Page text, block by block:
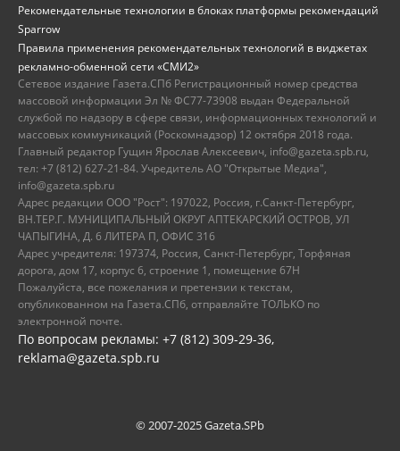
Рекомендательные технологии в блоках платформы рекомендаций
Sparrow
Правила применения рекомендательных технологий в виджетах
рекламно-обменной сети «СМИ2»
Сетевое издание Газета.СПб Регистрационный номер средства
массовой информации Эл № ФС77-73908 выдан Федеральной
службой по надзору в сфере связи, информационных технологий и
массовых коммуникаций (Роскомнадзор) 12 октября 2018 года.
Главный редактор Гущин Ярослав Алексеевич, info@gazeta.spb.ru,
тел: +7 (812) 627-21-84. Учредитель АО "Открытые Медиа",
info@gazeta.spb.ru
Адрес редакции ООО "Рост": 197022, Россия, г.Санкт-Петербург,
ВН.ТЕР.Г. МУНИЦИПАЛЬНЫЙ ОКРУГ АПТЕКАРСКИЙ ОСТРОВ, УЛ
ЧАПЫГИНА, Д. 6 ЛИТЕРА П, ОФИС 316
Адрес учредителя: 197374, Россия, Санкт-Петербург, Торфяная
дорога, дом 17, корпус 6, строение 1, помещение 67Н
Пожалуйста, все пожелания и претензии к текстам,
опубликованном на Газета.СПб, отправляйте ТОЛЬКО по
электронной почте.
По вопросам рекламы: +7 (812) 309-29-36,
reklama@gazeta.spb.ru
© 2007-2025 Gazeta.SPb